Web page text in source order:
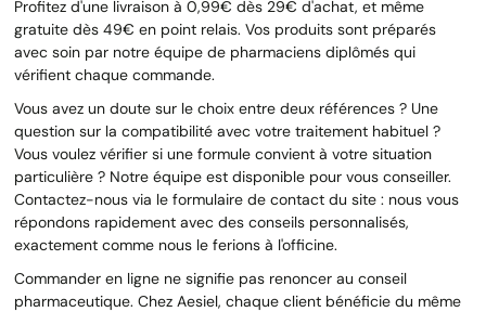
Profitez d'une livraison à 0,99€ dès 29€ d'achat, et même
gratuite dès 49€ en point relais. Vos produits sont préparés
avec soin par notre équipe de pharmaciens diplômés qui
vérifient chaque commande.
Vous avez un doute sur le choix entre deux références ? Une
question sur la compatibilité avec votre traitement habituel ?
Vous voulez vérifier si une formule convient à votre situation
particulière ? Notre équipe est disponible pour vous conseiller.
Contactez-nous via le formulaire de contact du site : nous vous
répondons rapidement avec des conseils personnalisés,
exactement comme nous le ferions à l'officine.
Commander en ligne ne signifie pas renoncer au conseil
pharmaceutique. Chez Aesiel, chaque client bénéficie du même